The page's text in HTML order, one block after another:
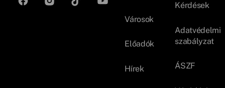
Városok
Előadók
Hírek
Kérdések
Adatvédelmi
szabályzat
ÁSZF